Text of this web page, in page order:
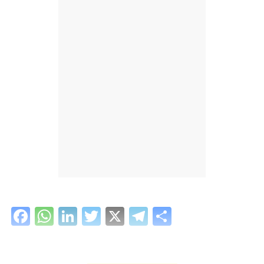
Facebook
WhatsApp
LinkedIn
Twitter
X Telegram